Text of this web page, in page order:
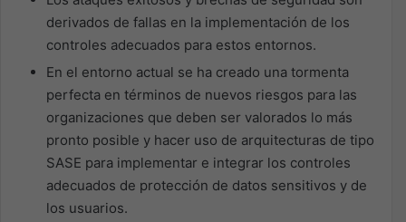
derivados de fallas en la implementación de los
controles adecuados para estos entornos.
En el entorno actual se ha creado una tormenta
perfecta en términos de nuevos riesgos para las
organizaciones que deben ser valorados lo más
pronto posible y hacer uso de arquitecturas de tipo
SASE para implementar e integrar los controles
adecuados de protección de datos sensitivos y de
los usuarios.